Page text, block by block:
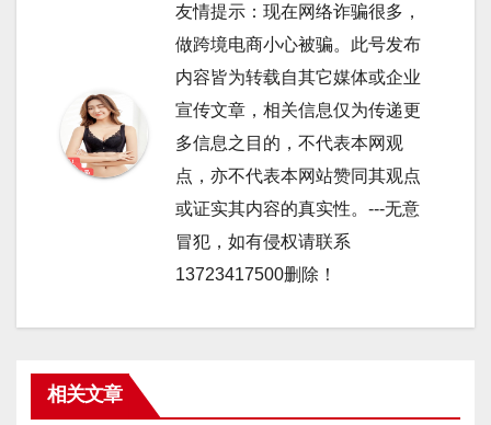
友情提示：现在网络诈骗很多，
做跨境电商小心被骗。此号发布
内容皆为转载自其它媒体或企业
宣传文章，相关信息仅为传递更
多信息之目的，不代表本网观
点，亦不代表本网站赞同其观点
或证实其内容的真实性。---无意
冒犯，如有侵权请联系
13723417500删除！
相关文章